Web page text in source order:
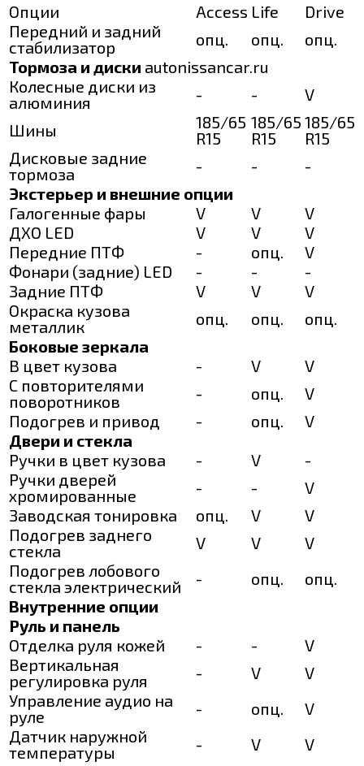
Опции Access Life
Drive
Передний и задний
стабилизатор
опц. опц.
опц.
Тормоза и диски autonissancar.ru
Колесные диски из
алюминия
- -
V
Шины
185/65
R15
185/65
R15
185/65
R15
Дисковые задние
тормоза
- -
-
Экстерьер и внешние опции
Галогенные фары
V V
V
ДХО LED
V V
V
Передние ПТФ
- опц.
V
Фонари (задние) LED
- -
-
Задние ПТФ
V V
V
Окраска кузова
металлик
опц. опц.
опц.
Боковые зеркала
В цвет кузова
- V
V
С повторителями
поворотников
- опц.
V
Подогрев и привод
- опц.
V
Двери и стекла
Ручки в цвет кузова
- V
-
Ручки дверей
хромированные
- -
V
Заводская тонировка
опц. V
V
Подогрев заднего
стекла
V V
V
Подогрев лобового
стекла электрический
- опц.
опц.
Внутренние опции
Руль и панель
Отделка руля кожей
- -
V
Вертикальная
регулировка руля
- V
V
Управление аудио на
руле
- опц.
V
Датчик наружной
температуры
- V
V